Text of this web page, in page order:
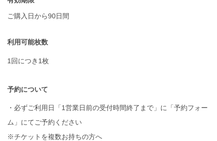
ご購入日から90日間
利用可能枚数
1回につき1枚
予約について
・必ずご利用日「1営業日前の受付時間終了まで」に「予約フォー
ム」にてご予約ください
※チケットを複数お持ちの方へ